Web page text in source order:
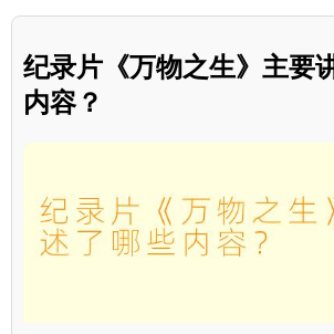
纪录片《万物之生》主要
内容？